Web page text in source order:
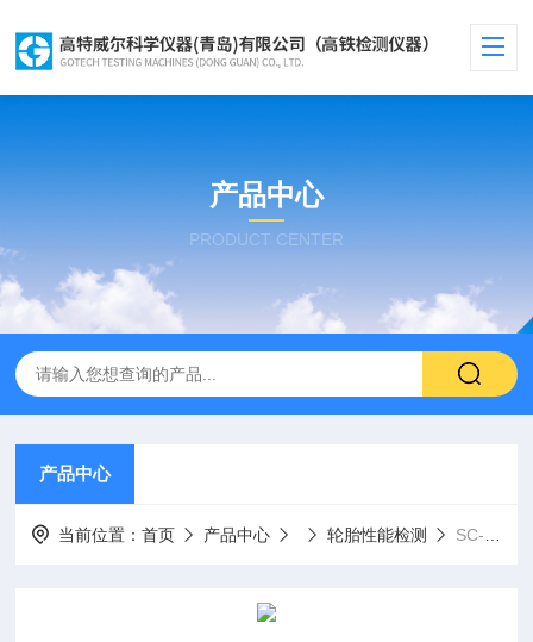
产品中心
PRODUCT CENTER
产品中心
当前位置：首页 产品中心 轮胎性能检测 SC-1000轮胎断面分析仪